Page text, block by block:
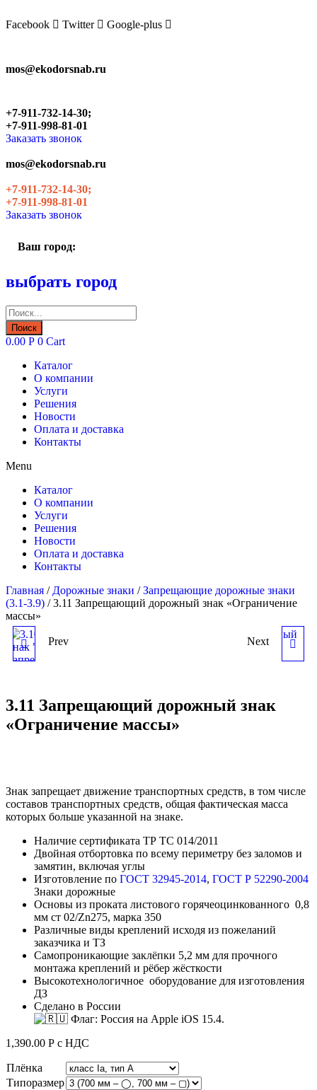
to
Facebook Twitter Google-plus
mos@ekodorsnab.ru
+7-911-732-14-30;
+7-911-998-81-01
Заказать звонок
mos@ekodorsnab.ru
+7-911-732-14-30;
+7-911-998-81-01
Заказать звонок
Ваш город:
выбрать город
Поиск
товаров
Поиск
0.00 Р 0 Cart
Каталог
О компании
Услуги
Решения
Новости
Оплата и доставка
Контакты
Menu
Каталог
О компании
Услуги
Решения
Новости
Оплата и доставка
Контакты
Главная / Дорожные знаки /Запрещающие дорожные знаки
(3.1-3.9) / 3.11 Запрещающий дорожный знак «Ограничение
массы»
3.10 ЗАПРЕЩАЮЩИЙ
"ДВИЖЕНИЕ
Prev 3.12 ЗАПРЕЩАЮЩИЙ
"ОГРАНИЧЕНИЕ
ОСЬ ТРАНСПОРТНОГО
СРЕДСТВА"
Next
3.11 Запрещающий дорожный знак
«Ограничение массы»
Знак запрещает движение транспортных средств, в том числе
составов транспортных средств, общая фактическая масса
которых больше указанной на знаке.
Наличие сертификата ТР ТС 014/2011
Двойная отбортовка по всему периметру без заломов и
замятин, включая углы
Изготовление по ГОСТ 32945-2014, ГОСТ Р 52290-2004
Знаки дорожные
Основы из проката листового горячеоцинкованного 0,8
мм ст 02/Zn275, марка 350
Различные виды креплений исходя из пожеланий
заказчика и ТЗ
Самопроникающие заклёпки 5,2 мм для прочного
монтажа креплений и рёбер жёсткости
Высокотехнологичное оборудование для изготовления
ДЗ
Сделано в России
1,390.00 Р с НДС
Плёнка
Типоразмер